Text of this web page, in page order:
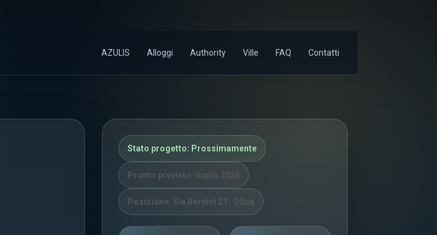
AZULIS Alloggi Authority Ville FAQ Contatti
Stato progetto: Prossimamente
Pronto previsto: luglio 2026
Posizione: Via Bernini 21 · Olbia